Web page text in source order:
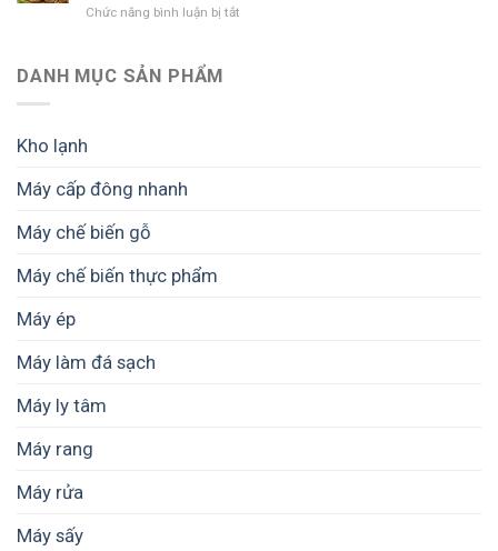
Chức năng bình luận bị tắt
DANH MỤC SẢN PHẨM
Kho lạnh
Máy cấp đông nhanh
Máy chế biến gỗ
Máy chế biến thực phẩm
Máy ép
Máy làm đá sạch
Máy ly tâm
Máy rang
Máy rửa
Máy sấy